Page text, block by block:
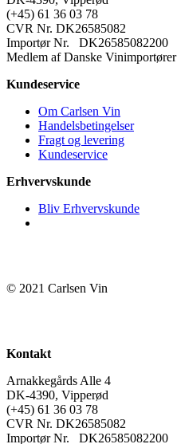
(+45) 61 36 03 78
CVR Nr. DK26585082
Importør Nr. DK26585082200
Medlem af Danske Vinimportører
Kundeservice
Om Carlsen Vin
Handelsbetingelser
Fragt og levering
Kundeservice
Erhvervskunde
Bliv Erhvervskunde
© 2021 Carlsen Vin
Kontakt
Arnakkegårds Alle 4
DK-4390, Vipperød
(+45) 61 36 03 78
CVR Nr. DK26585082
Importør Nr. DK26585082200